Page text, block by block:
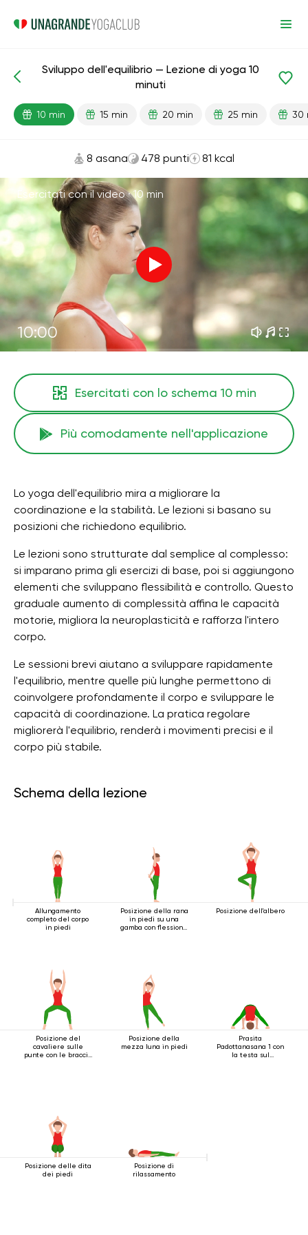
Bilancia
Sviluppo dell'equilibrio — Lezione di yoga 10
minuti
10 min 15 min 20 min 25 min 30
8 asana 478 punti 81 kcal
Esercitati con il video ·10 min
10:00
Esercitati con lo schema 10 min
Più comodamente nell'applicazione
Lo yoga dell'equilibrio mira a migliorare la
coordinazione e la stabilità. Le lezioni si basano su
posizioni che richiedono equilibrio.
Le lezioni sono strutturate dal semplice al complesso:
si imparano prima gli esercizi di base, poi si aggiungono
elementi che sviluppano flessibilità e controllo. Questo
graduale aumento di complessità affina le capacità
motorie, migliora la neuroplasticità e rafforza l'intero
corpo.
Le sessioni brevi aiutano a sviluppare rapidamente
l'equilibrio, mentre quelle più lunghe permettono di
coinvolgere profondamente il corpo e sviluppare le
capacità di coordinazione. La pratica regolare
migliorerà l'equilibrio, renderà i movimenti precisi e il
corpo più stabile.
Schema della lezione
Allungamento
completo del corpo
in piedi
Posizione della rana
in piedi su una
gamba con flessione
Posizione dell'albero
Posizione del
cavaliere sulle
punte con le braccia
Posizione della
mezza luna in piedi
Prasita
Padottanasana 1 con
la testa sul
Posizione delle dita
dei piedi
Posizione di
rilassamento